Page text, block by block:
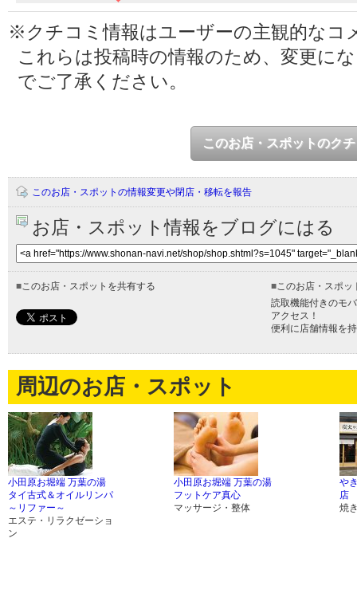
※クチコミ情報はユーザーの主観的なコ
これらは投稿時の情報のため、変更に
でご了承ください。
このお店・スポットのク
このお店・スポットの情報変更や閉店・移転を報告
お店・スポット情報をブログにはる
■このお店・スポットを共有する ■このお店・スポッ
読取機能付きのモ
アクセス！
便利に店舗情報を
周辺のお店・スポット
小田原お堀端 万葉の湯
タイ古式＆オイルリンパ
～リファー～
エステ・リラクゼーショ
ン
小田原お堀端 万葉の湯
フットケア真心
マッサージ・整体
や
店
焼